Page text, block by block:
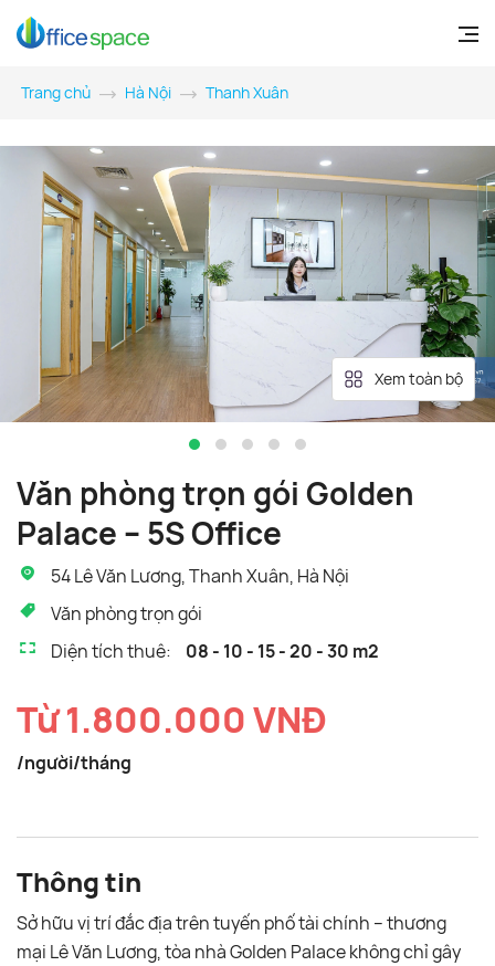
Trang chủ Hà Nội Thanh Xuân
Xem toàn bộ
Văn phòng trọn gói Golden
Palace – 5S Office
54 Lê Văn Lương, Thanh Xuân, Hà Nội
Văn phòng trọn gói
Diện tích thuê:
08 - 10 - 15 - 20 - 30 m2
Từ 1.800.000 VNĐ
/người/tháng
Thông tin
Sở hữu vị trí đắc địa trên tuyến phố tài chính – thương
mại Lê Văn Lương, tòa nhà Golden Palace không chỉ gây